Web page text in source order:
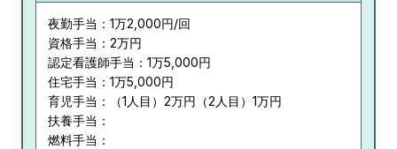
夜勤手当：1万2,000円/回
資格手当：2万円
認定看護師手当：1万5,000円
住宅手当：1万5,000円
育児手当：（1人目）2万円（2人目）1万円
扶養手当：
燃料手当：